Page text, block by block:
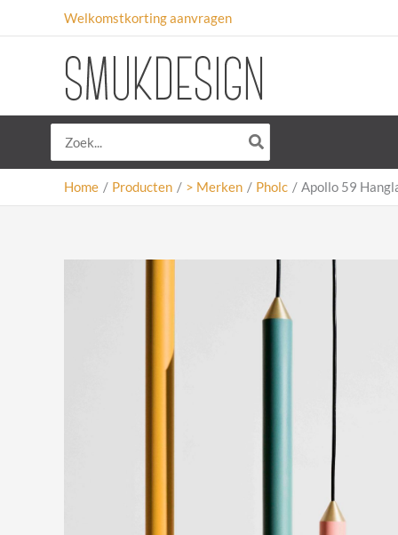
naar
Welkomstkorting aanvragen
naar:
Home Producten > Merken Pholc Apollo 59